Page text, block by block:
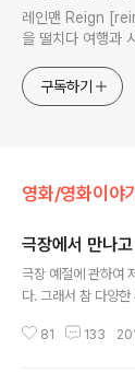
레인맨 Reign [rein] = 통치, 지배; 군림하다, 지배하다,
을 떨치다 여행과
구독하기
영화/영화이야기
극장에서 만나
극장 예절에 관하여
다. 그래서 참 다양한
니다. 하지만 나만의
81 133